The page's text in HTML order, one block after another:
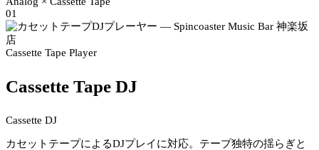
01
Cassette Tape Player
Cassette Tape DJ
Cassette DJ
カセットテープによるDJプレイに対応。テープ独特の揺らぎと